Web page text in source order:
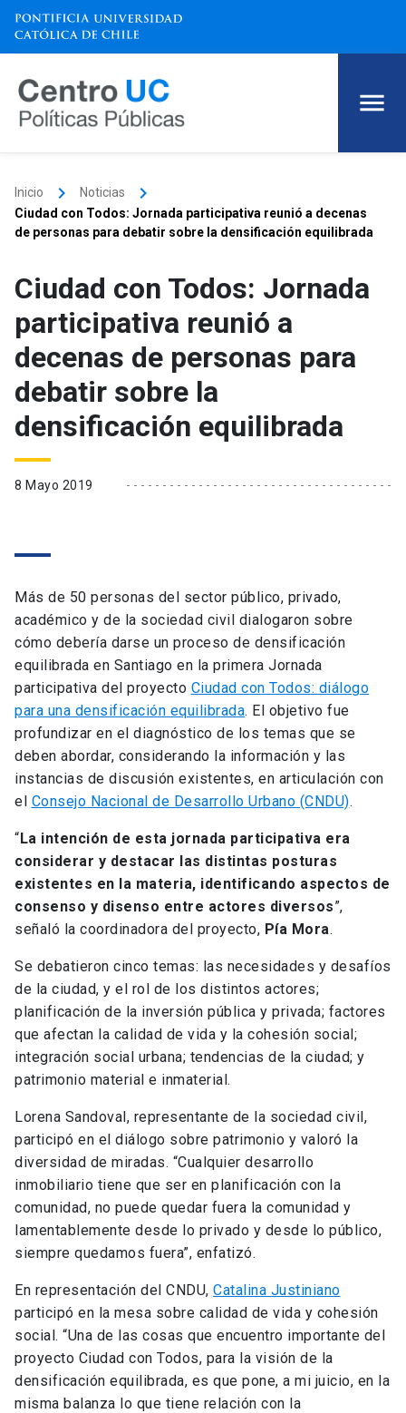
Inicio keyboard_arrow_right Noticias keyboard_arrow_right
Ciudad con Todos: Jornada participativa reunió a decenas
de personas para debatir sobre la densificación equilibrada
Ciudad con Todos: Jornada
participativa reunió a
decenas de personas para
debatir sobre la
densificación equilibrada
8 Mayo 2019
Más de 50 personas del sector público, privado,
académico y de la sociedad civil dialogaron sobre
cómo debería darse un proceso de densificación
equilibrada en Santiago en la primera Jornada
participativa del proyecto Ciudad con Todos: diálogo
para una densificación equilibrada. El objetivo fue
profundizar en el diagnóstico de los temas que se
deben abordar, considerando la información y las
instancias de discusión existentes, en articulación con
el Consejo Nacional de Desarrollo Urbano (CNDU).
“La intención de esta jornada participativa era
considerar y destacar las distintas posturas
existentes en la materia, identificando aspectos de
consenso y disenso entre actores diversos”,
señaló la coordinadora del proyecto, Pía Mora.
Se debatieron cinco temas: las necesidades y desafíos
de la ciudad, y el rol de los distintos actores;
planificación de la inversión pública y privada; factores
que afectan la calidad de vida y la cohesión social;
integración social urbana; tendencias de la ciudad; y
patrimonio material e inmaterial.
Lorena Sandoval, representante de la sociedad civil,
participó en el diálogo sobre patrimonio y valoró la
diversidad de miradas. “Cualquier desarrollo
inmobiliario tiene que ser en planificación con la
comunidad, no puede quedar fuera la comunidad y
lamentablemente desde lo privado y desde lo público,
siempre quedamos fuera”, enfatizó.
En representación del CNDU, Catalina Justiniano
participó en la mesa sobre calidad de vida y cohesión
social. “Una de las cosas que encuentro importante del
proyecto Ciudad con Todos, para la visión de la
densificación equilibrada, es que pone, a mi juicio, en la
misma balanza lo que tiene relación con la